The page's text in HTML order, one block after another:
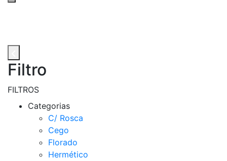
Filtro
FILTROS
Categorias
C/ Rosca
Cego
Florado
Hermético